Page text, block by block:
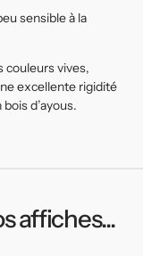
sensible à la
couleurs vives,
excellente rigidité
d’ayous.
affiches...